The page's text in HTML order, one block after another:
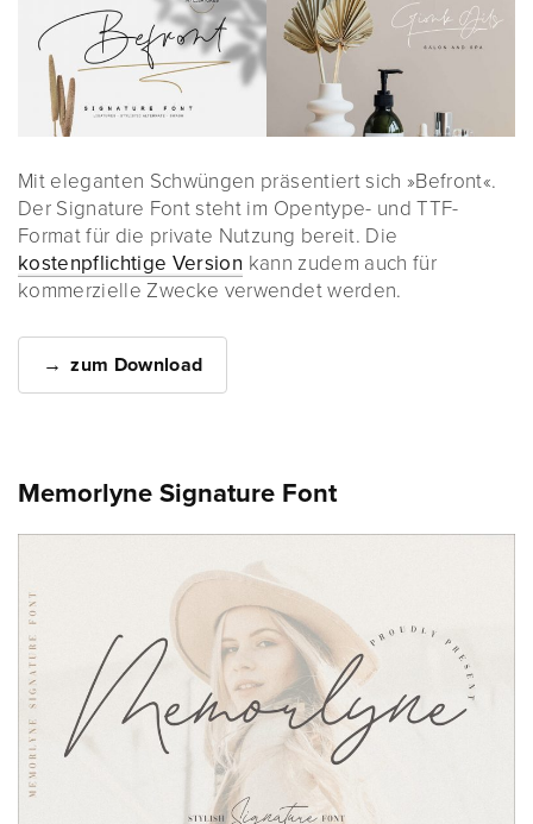
Mit eleganten Schwüngen präsentiert sich »Befront«.
Der Signature Font steht im Opentype- und TTF-
Format für die private Nutzung bereit. Die
kostenpflichtige Version kann zudem auch für
kommerzielle Zwecke verwendet werden.
zum Download
Memorlyne Signature Font